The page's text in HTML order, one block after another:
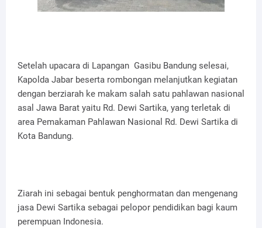
Setelah upacara di Lapangan Gasibu Bandung selesai,
Kapolda Jabar beserta rombongan melanjutkan kegiatan
dengan berziarah ke makam salah satu pahlawan nasional
asal Jawa Barat yaitu Rd. Dewi Sartika, yang terletak di
area Pemakaman Pahlawan Nasional Rd. Dewi Sartika di
Kota Bandung.
Ziarah ini sebagai bentuk penghormatan dan mengenang
jasa Dewi Sartika sebagai pelopor pendidikan bagi kaum
perempuan Indonesia.